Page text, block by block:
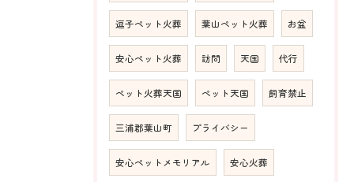
逗子ペット火葬 葉山ペット火葬 お盆
安心ペット火葬 訪問 天国 代行
ペット火葬天国 ペット天国 飼育禁止
三浦郡葉山町 プライバシー
安心ペットメモリアル 安心火葬